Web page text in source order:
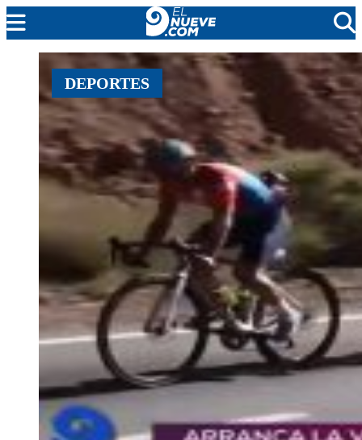
EL NUEVE
SOCIEDAD
POLÍTICA
POLICIALES
EN VIVO
DEPORTES